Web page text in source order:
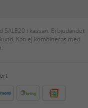
i kassan. Erbjudandet
Kan ej kombineras med